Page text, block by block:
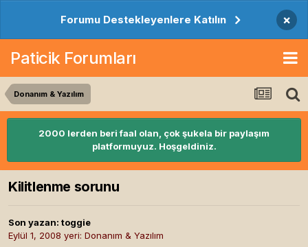
Forumu Destekleyenlere Katılın ×
Paticik Forumları
Donanım & Yazılım
2000 lerden beri faal olan, çok şukela bir paylaşım
platformuyuz. Hoşgeldiniz.
Kilitlenme sorunu
Son yazan: toggie
Eylül 1, 2008 yeri: Donanım & Yazılım